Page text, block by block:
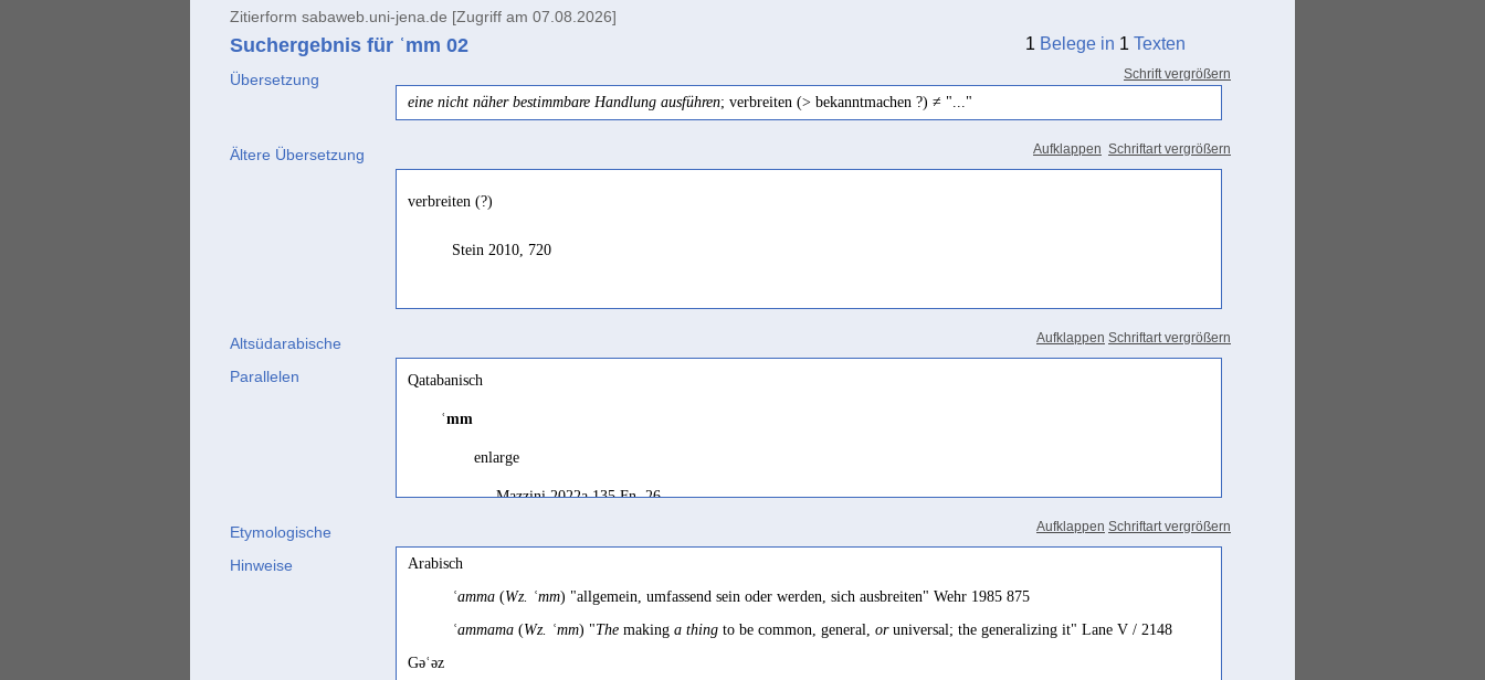
Zitierform sabaweb.uni-jena.de [Zugriff am 07.08.2026]
Suchergebnis für ʿmm 02 1 Belege in 1 Texten
Übersetzung Schrift vergrößern
eine nicht näher bestimmbare Handlung ausführen; verbreiten (> bekanntmachen ?) ≠ "..."
Ältere Übersetzung Aufklappen Schriftart vergrößern
verbreiten (?)
Stein 2010, 720
Altsüdarabische
Parallelen
Aufklappen Schriftart vergrößern
Qatabanisch
ʿmm
enlarge
Mazzini 2022a 135 Fn. 26
Etymologische
Hinweise
Aufklappen Schriftart vergrößern
Arabisch
ʿamma (Wz. ʿmm) "allgemein, umfassend sein oder werden, sich ausbreiten" Wehr 1985 875
ʿammama (Wz. ʿmm) "The making a thing to be common, general, oruniversal; the generalizing it" Lane V / 2148
Gəʿəz